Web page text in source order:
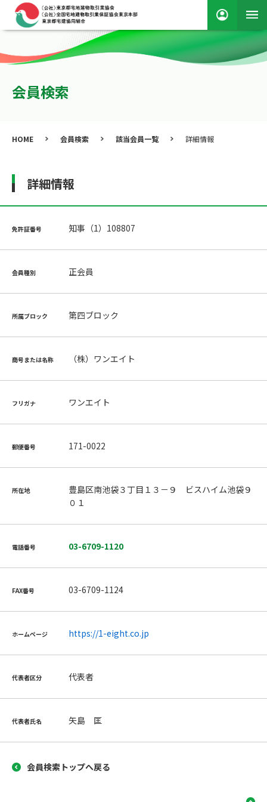
会員検索
HOME 会員検索 該当会員一覧 詳細情報
詳細情報
免許証番号 知事（1）108807
会員種別 正会員
所属ブロック 第四ブロック
商号または名称 （株）ワンエイト
フリガナ ワンエイト
郵便番号 171-0022
所在地
豊島区南池袋３丁目１３－９ ビスハイム池袋９
０１
電話番号 03-6709-1120
FAX番号 03-6709-1124
ホームページ https://1-eight.co.jp
代表者区分 代表者
代表者氏名 矢島 匡
会員検索トップへ戻る